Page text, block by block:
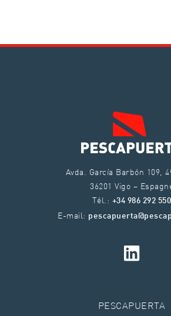
Avda. García Barbón 109,
36201 Vigo –
Tél.: +34 986 292 550
E-mail:
PESCAPUERTA